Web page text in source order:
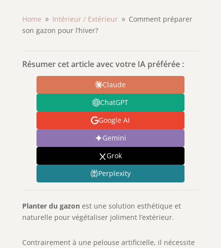
Home 9 Intérieur /Extérieur 9 Comment préparer
son gazon pour l’hiver?
Résumer cet article avec votre IA préférée :
Claude
ChatGPT
Google AI
Gemini
Grok
Perplexity
Planter du gazon est une solution esthétique et
naturelle pour végétaliser joliment l’extérieur.
Contrairement à une pelouse artificielle, il nécessite